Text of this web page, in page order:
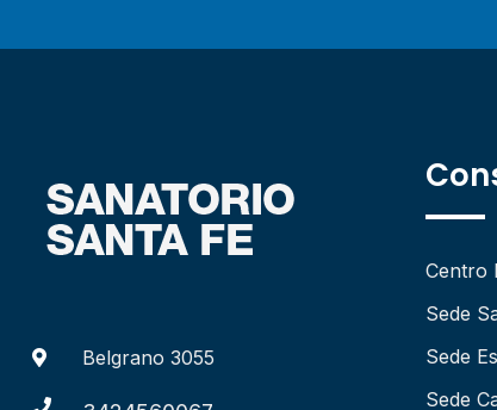
Belgrano 3055
Centro
Sede
Sede
Sede